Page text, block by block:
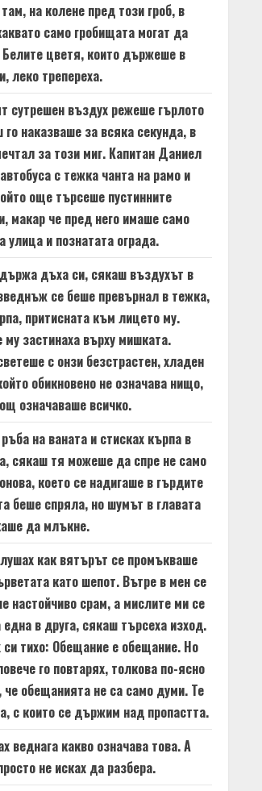
на колене пред този гроб, в
само гробищата могат да
цветя, които държеше в
леко трепереха.
сутрешен въздух режеше гърлото
го наказваше за всяка секунда, в
за този миг. Капитан Даниел
с тежка чанта на рамо и
още търсеше пустинните
макар че пред него имаше само
улица и познатата ограда.
дъха си, сякаш въздухът в
се беше превърнал в тежка,
притисната към лицето му.
му застинаха върху мишката.
с онзи безстрастен, хладен
обикновено не означава нищо,
означаваше всичко.
на ваната и стисках кърпа в
сякаш тя можеше да спре не само
което се надигаше в гърдите
беше спряла, но шумът в главата
да млъкне.
как вятърът се промъкваше
като шепот. Вътре в мен се
настойчиво срам, а мислите ми се
една в друга, сякаш търсеха изход.
си тихо: Обещание е обещание. Но
го повтарях, толкова по-ясно
че обещанията не са само думи. Те
с които се държим над пропастта.
веднага какво означава това. А
не исках да разбера.